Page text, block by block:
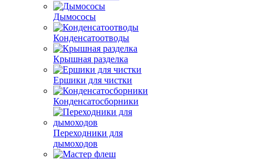
Дымососы
Конденсатоотводы
Крышная разделка
Ершики для чистки
Конденсатосборники
Переходники для
дымоходов